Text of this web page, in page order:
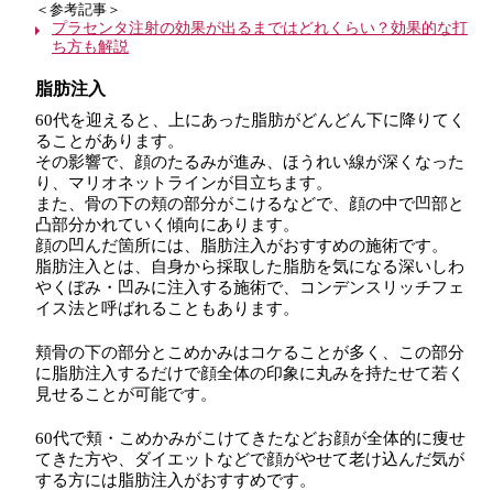
＜参考記事＞
プラセンタ注射の効果が出るまではどれくらい？効果的な打
ち方も解説
脂肪注入
60代を迎えると、上にあった脂肪がどんどん下に降りてく
ることがあります。
その影響で、顔のたるみが進み、ほうれい線が深くなった
り、マリオネットラインが目立ちます。
また、骨の下の頬の部分がこけるなどで、顔の中で凹部と
凸部分かれていく傾向にあります。
顔の凹んだ箇所には、脂肪注入がおすすめの施術です。
脂肪注入とは、自身から採取した脂肪を気になる深いしわ
やくぼみ・凹みに注入する施術で、コンデンスリッチフェ
イス法と呼ばれることもあります。
頬骨の下の部分とこめかみはコケることが多く、この部分
に脂肪注入するだけで顔全体の印象に丸みを持たせて若く
見せることが可能です。
60代で頬・こめかみがこけてきたなどお顔が全体的に痩せ
てきた方や、ダイエットなどで顔がやせて老け込んだ気が
する方には脂肪注入がおすすめです。